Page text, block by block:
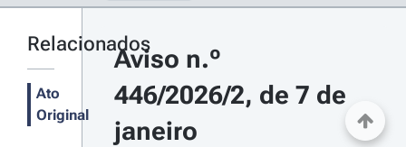
Relacionados
Ato
Original
Aviso n.º
446/2026/2, de 7 de
janeiro